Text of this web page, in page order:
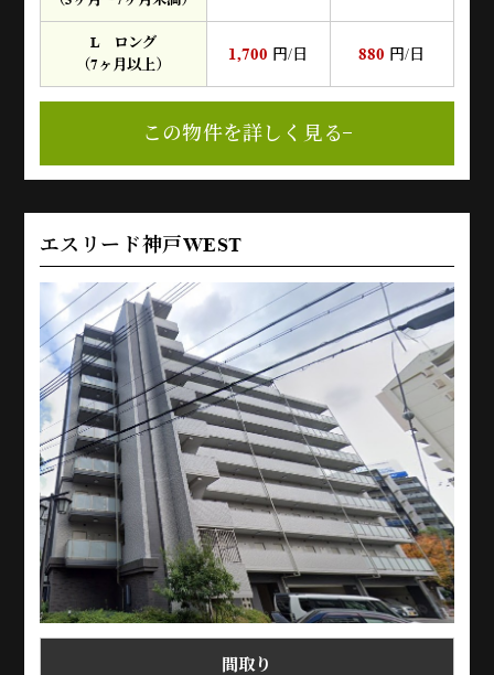
L ロング
（7ヶ月以上）
1,700 円/日 880 円/日
この物件を詳しく見る
エスリード神戸WEST
間取り